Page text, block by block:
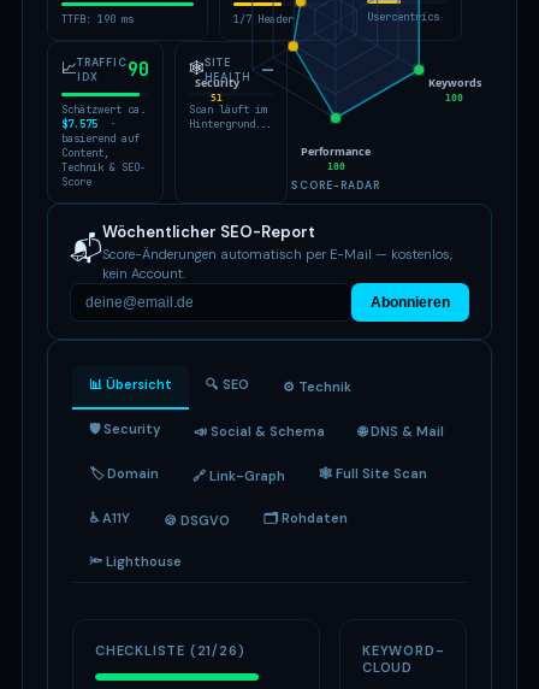
TTFB: 190 ms 1/7 Header Usercentrics
📈TRAFFIC
IDX
90
Schätzwert ca.
$7.575 ·
basierend auf
Content,
Technik & SEO-
Score
🕸SITE
HEALTH
—
Scan läuft im
Hintergrund...
Keywords
100
Performance
100
Security
51
SCORE-RADAR
📬Wöchentlicher SEO-Report
Score-Änderungen automatisch per E-Mail — kostenlos,
kein Account.
Abonnieren
📊 Übersicht 🔍 SEO ⚙️ Technik
🛡 Security 📣 Social & Schema 🌐 DNS & Mail
🏷 Domain 🔗 Link-Graph 🕸 Full Site Scan
♿ A11Y 🍪 DSGVO 🗂 Rohdaten
🔦 Lighthouse
CHECKLISTE (21/26)
KEYWORD-
CLOUD